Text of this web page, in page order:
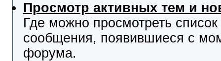
Просмотр активных тем и
Где можно просмотреть
сообщения, появившиеся с
форума.